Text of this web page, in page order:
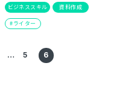
ビジネススキル 資料作成
ライター
… 5 6